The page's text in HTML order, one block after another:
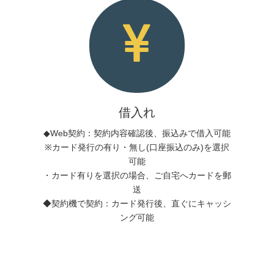
借入れ
◆Web契約：契約内容確認後、振込みで借入可能
※カード発行の有り・無し(口座振込のみ)を選択
可能
・カード有りを選択の場合、ご自宅へカードを郵
送
◆契約機で契約：カード発行後、直ぐにキャッシ
ング可能